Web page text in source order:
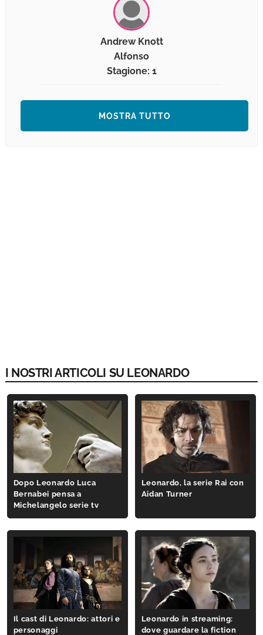
Andrew Knott
Alfonso
Stagione: 1
MOSTRA TUTTO
I NOSTRI ARTICOLI SU LEONARDO
Dopo Leonardo Luca
Bernabei pensa a
Michelangelo serie tv
Leonardo, la serie Rai con
Aidan Turner
Il cast di Leonardo: attori e
personaggi
Leonardo in streaming:
dove guardare la fiction